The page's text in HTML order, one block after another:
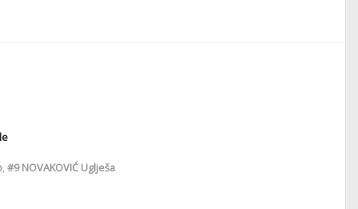
,#9NOVAKOVIĆ Uglješa